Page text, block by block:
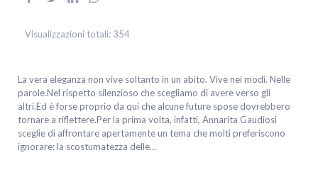
Visualizzazioni totali: 354
La vera eleganza non vive soltanto in un abito. Vive nei modi. Nelle
parole.Nel rispetto silenzioso che scegliamo di avere verso gli
altri.Ed è forse proprio da qui che alcune future spose dovrebbero
tornare a riflettere.Per la prima volta, infatti, Annarita Gaudiosi
sceglie di affrontare apertamente un tema che molti preferiscono
ignorare: la scostumatezza delle…